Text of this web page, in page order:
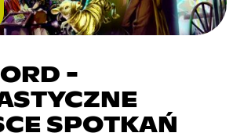
-
SPOTKAŃ